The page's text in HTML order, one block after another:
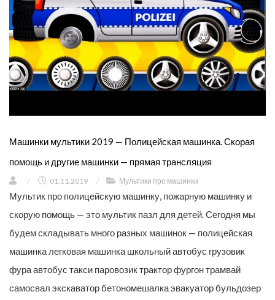
Машинки мультики 2019 — Полицейская машинка. Скорая
помощь и другие машинки — прямая трансляция
/ 01.11.2019 / Мультики про машинки
Мультик про полицейскую машинку, пожарную машинку и
скорую помощь — это мультик пазл для детей. Сегодня мы
будем складывать много разных машинок — полицейская
машинка легковая машинка школьный автобус грузовик
фура автобус такси паровозик трактор фургон трамвай
самосвал экскаватор бетономешалка эвакуатор бульдозер